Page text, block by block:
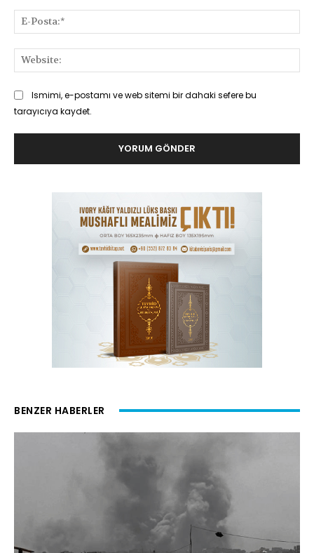
Ismimi, e-postamı ve web sitemi bir dahaki sefere bu
tarayıcıya kaydet.
BENZER HABERLER